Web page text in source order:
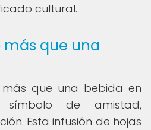
cultural.
más que una
que una bebida en
de amistad,
Esta infusión de hojas